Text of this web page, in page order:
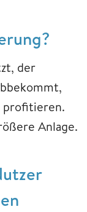
der
profitieren.
Anlage.